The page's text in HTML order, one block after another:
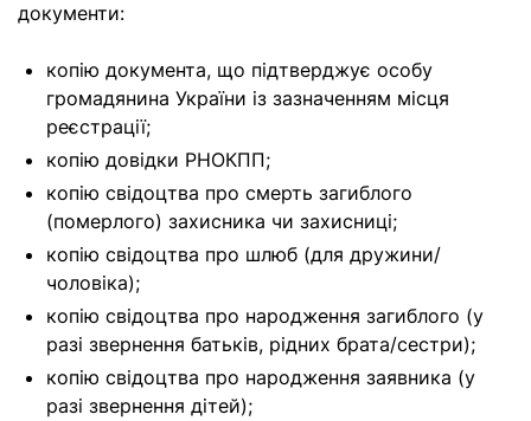
документи:
копію документа, що підтверджує особу
громадянина України із зазначенням місця
реєстрації;
копію довідки РНОКПП;
копію свідоцтва про смерть загиблого
(померлого) захисника чи захисниці;
копію свідоцтва про шлюб (для дружини/
чоловіка);
копію свідоцтва про народження загиблого (у
разі звернення батьків, рідних брата/сестри);
копію свідоцтва про народження заявника (у
разі звернення дітей);